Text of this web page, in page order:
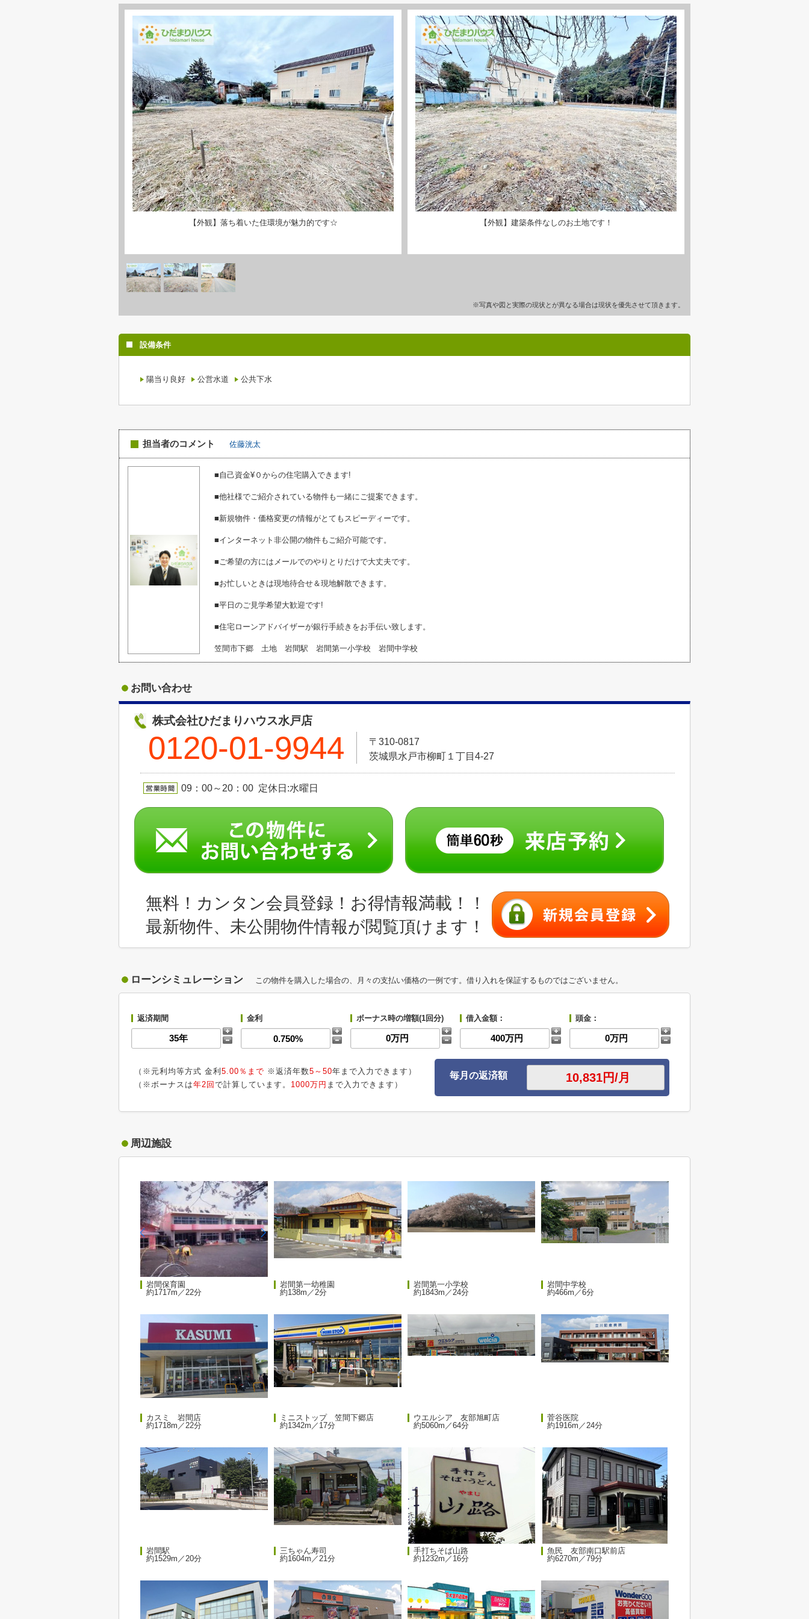
【外観】落ち着いた住環境が魅力的です☆ 【外観】建築条件なしのお土地です！
※写真や図と実際の現状とが異なる場合は現状を優先させて頂きます。
設備条件
陽当り良好 公営水道 公共下水
担当者のコメント 佐藤洸太
■自己資金¥０からの住宅購入できます!
■他社様でご紹介されている物件も一緒にご提案できます。
■新規物件・価格変更の情報がとてもスピーディーです。
■インターネット非公開の物件もご紹介可能です。
■ご希望の方にはメールでのやりとりだけで大丈夫です。
■お忙しいときは現地待合せ＆現地解散できます。
■平日のご見学希望大歓迎です!
■住宅ローンアドバイザーが銀行手続きをお手伝い致します。
笠間市下郷 土地 岩間駅 岩間第一小学校 岩間中学校
お問い合わせ
株式会社ひだまりハウス水戸店
0120-01-9944
〒310-0817
茨城県水戸市柳町１丁目4-27
09：00～20：00 定休日:水曜日
無料！カンタン会員登録！お得情報満載！！
最新物件、未公開物件情報が閲覧頂けます！
ローンシミュレーション この物件を購入した場合の、月々の支払い価格の一例です。借り入れを保証するものではございません。
返済期間 金利 ボーナス時の増額(1回分) 借入金額： 頭金：
（※元利均等方式 金利 5.00％まで ※返済年数5～50年まで入力できます）
（※ボーナスは年2回 で計算しています。 1000万円 まで入力できます）
毎月の返済額
周辺施設
岩間保育園
約1717m／22分
岩間第一幼稚園
約138m／2分
岩間第一小学校
約1843m／24分
岩間中学校
約466m／6分
カスミ 岩間店
約1718m／22分
ミニストップ 笠間下郷店
約1342m／17分
ウエルシア 友部旭町店
約5060m／64分
菅谷医院
約1916m／24分
岩間駅
約1529m／20分
三ちゃん寿司
約1604m／21分
手打ちそば山路
約1232m／16分
魚民 友部南口駅前店
約6270m／79分